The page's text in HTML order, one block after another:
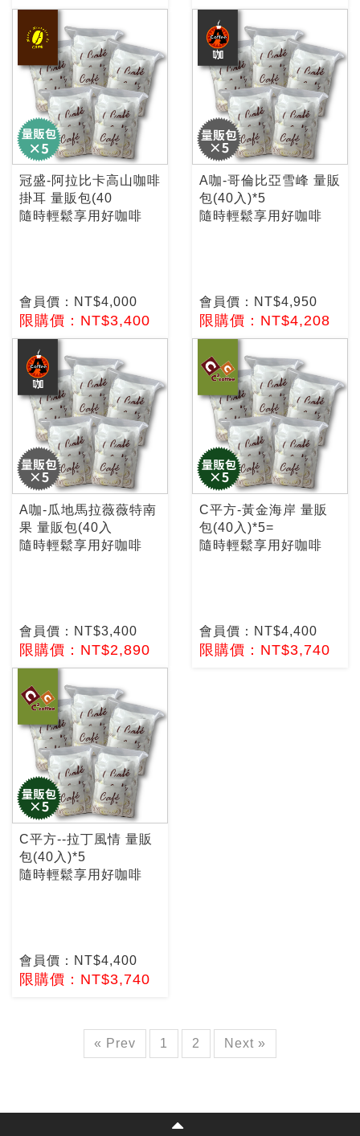
冠盛-阿拉比卡高山咖啡
掛耳 量販包(40
隨時輕鬆享用好咖啡
會員價：NT$4,000
限購價：NT$3,400
A咖-哥倫比亞雪峰 量販
包(40入)*5
隨時輕鬆享用好咖啡
會員價：NT$4,950
限購價：NT$4,208
A咖-瓜地馬拉薇薇特南
果 量販包(40入
隨時輕鬆享用好咖啡
會員價：NT$3,400
限購價：NT$2,890
C平方-黃金海岸 量販
包(40入)*5=
隨時輕鬆享用好咖啡
會員價：NT$4,400
限購價：NT$3,740
C平方--拉丁風情 量販
包(40入)*5
隨時輕鬆享用好咖啡
會員價：NT$4,400
限購價：NT$3,740
« Prev 1 2 Next »